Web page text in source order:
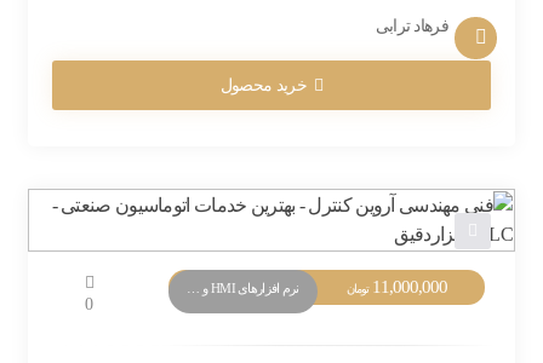
فرهاد ترابی
خرید محصول
11,000,000 تومان
0